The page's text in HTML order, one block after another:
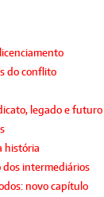
do conflito
legado e futuro
história
intermediários
novo capítulo